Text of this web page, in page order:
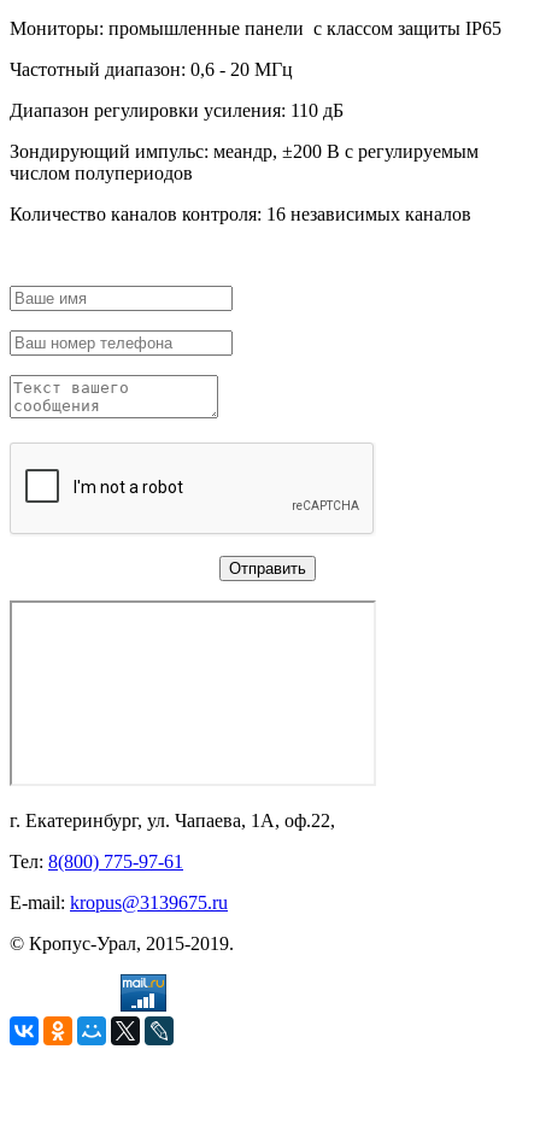
Мониторы: промышленные панели с классом защиты IP65
Частотный диапазон: 0,6 - 20 МГц
Диапазон регулировки усиления: 110 дБ
Зондирующий импульс: меандр, ±200 В с регулируемым
числом полупериодов
Количество каналов контроля: 16 независимых каналов
г. Екатеринбург, ул. Чапаева, 1А, оф.22,
Тел: 8(800) 775-97-61
E-mail: kropus@3139675.ru
© Кропус-Урал, 2015-2019.